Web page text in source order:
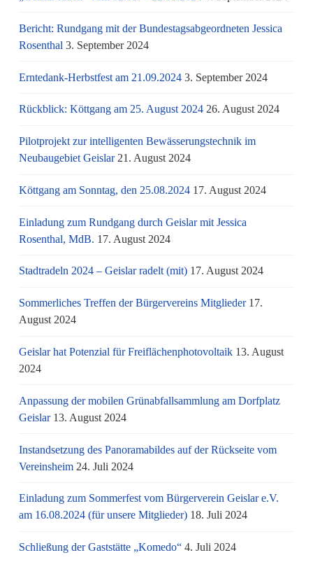
Bericht: Rundgang mit der Bundestagsabgeordneten Jessica
Rosenthal 3. September 2024
Erntedank-Herbstfest am 21.09.2024 3. September 2024
Rückblick: Köttgang am 25. August 2024 26. August 2024
Pilotprojekt zur intelligenten Bewässerungstechnik im
Neubaugebiet Geislar 21. August 2024
Köttgang am Sonntag, den 25.08.2024 17. August 2024
Einladung zum Rundgang durch Geislar mit Jessica
Rosenthal, MdB. 17. August 2024
Stadtradeln 2024 – Geislar radelt (mit) 17. August 2024
Sommerliches Treffen der Bürgervereins Mitglieder 17.
August 2024
Geislar hat Potenzial für Freiflächenphotovoltaik 13. August
2024
Anpassung der mobilen Grünabfallsammlung am Dorfplatz
Geislar 13. August 2024
Instandsetzung des Panoramabildes auf der Rückseite vom
Vereinsheim 24. Juli 2024
Einladung zum Sommerfest vom Bürgerverein Geislar e.V.
am 16.08.2024 (für unsere Mitglieder) 18. Juli 2024
Schließung der Gaststätte „Komedo“ 4. Juli 2024